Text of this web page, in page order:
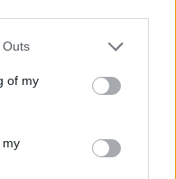
one or more Google
You may click to
its third-party tags to
in below Google
Outs
of my
my